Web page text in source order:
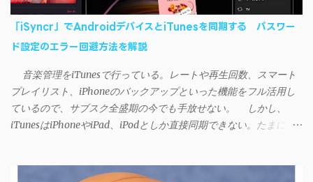
「iSyncr」でAndroidデバイスとiTunesを同期する パスワー
ド設定のエラー回避方法を解説
音楽管理をiTunesで行っている。レートや再生回数、スマート
プレイリスト、iPhoneのバックアップといった機能をフル活用し
ているので、サブスク全盛期の今でも手放せない。 しかし、
iTunesはiPhoneやiPad、iPodとしか直接同期できない。たまに
ドパーティー製のアプリを PC と Androidデバイス それぞれにイン